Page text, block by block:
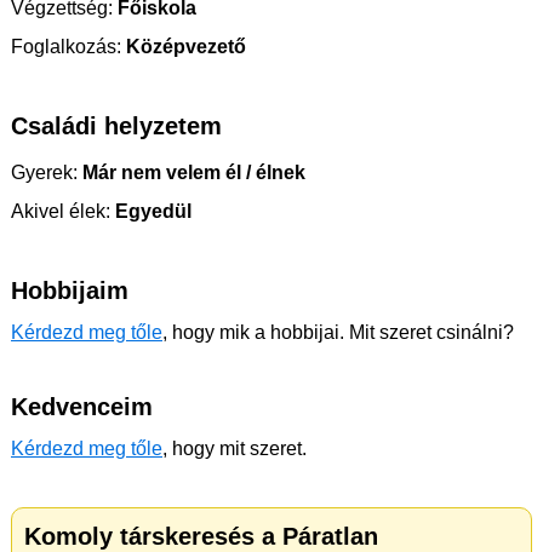
Végzettség: Főiskola
Foglalkozás: Középvezető
Családi helyzetem
Gyerek: Már nem velem él / élnek
Akivel élek: Egyedül
Hobbijaim
Kérdezd meg tőle, hogy mik a hobbijai. Mit szeret csinálni?
Kedvenceim
Kérdezd meg tőle, hogy mit szeret.
Komoly társkeresés a Páratlan